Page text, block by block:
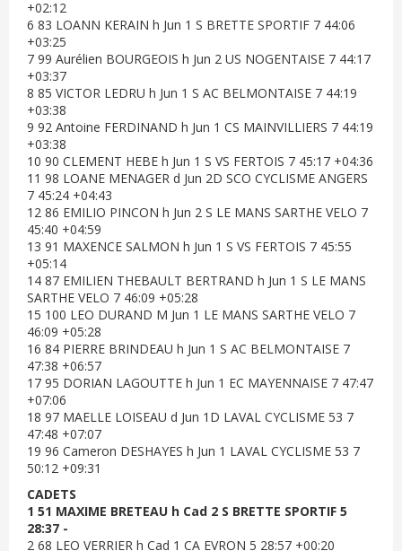
+02:12
6 83 LOANN KERAIN h Jun 1 S BRETTE SPORTIF 7 44:06
+03:25
7 99 Aurélien BOURGEOIS h Jun 2 US NOGENTAISE 7 44:17
+03:37
8 85 VICTOR LEDRU h Jun 1 S AC BELMONTAISE 7 44:19
+03:38
9 92 Antoine FERDINAND h Jun 1 CS MAINVILLIERS 7 44:19
+03:38
10 90 CLEMENT HEBE h Jun 1 S VS FERTOIS 7 45:17 +04:36
11 98 LOANE MENAGER d Jun 2D SCO CYCLISME ANGERS
7 45:24 +04:43
12 86 EMILIO PINCON h Jun 2 S LE MANS SARTHE VELO 7
45:40 +04:59
13 91 MAXENCE SALMON h Jun 1 S VS FERTOIS 7 45:55
+05:14
14 87 EMILIEN THEBAULT BERTRAND h Jun 1 S LE MANS
SARTHE VELO 7 46:09 +05:28
15 100 LEO DURAND M Jun 1 LE MANS SARTHE VELO 7
46:09 +05:28
16 84 PIERRE BRINDEAU h Jun 1 S AC BELMONTAISE 7
47:38 +06:57
17 95 DORIAN LAGOUTTE h Jun 1 EC MAYENNAISE 7 47:47
+07:06
18 97 MAELLE LOISEAU d Jun 1D LAVAL CYCLISME 53 7
47:48 +07:07
19 96 Cameron DESHAYES h Jun 1 LAVAL CYCLISME 53 7
50:12 +09:31
CADETS
1 51 MAXIME BRETEAU h Cad 2 S BRETTE SPORTIF 5
28:37 -
2 68 LEO VERRIER h Cad 1 CA EVRON 5 28:57 +00:20